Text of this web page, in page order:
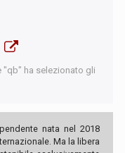
"qb" ha selezionato gli
nata nel 2018
Ma la libera